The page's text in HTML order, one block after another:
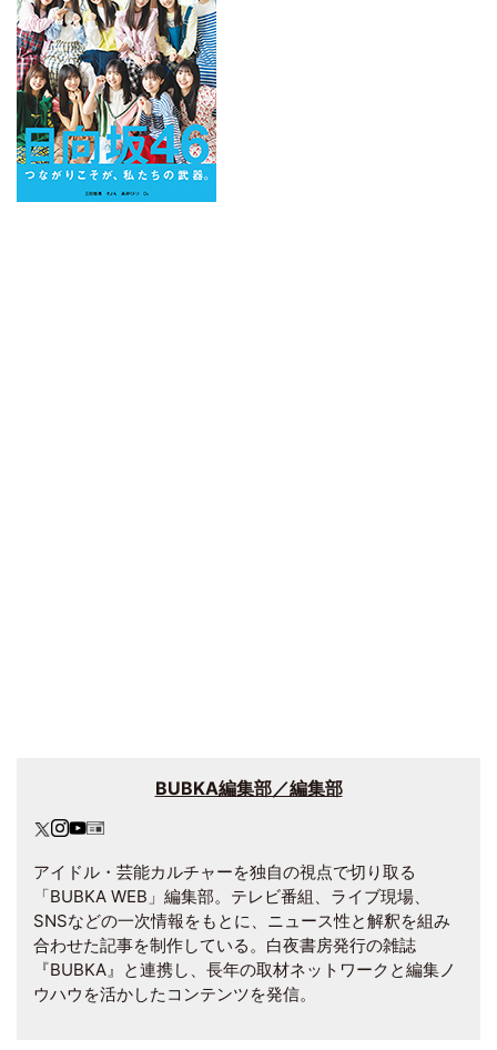
BUBKA編集部／編集部
アイドル・芸能カルチャーを独自の視点で切り取る
「BUBKA WEB」編集部。テレビ番組、ライブ現場、
SNSなどの一次情報をもとに、ニュース性と解釈を組み
合わせた記事を制作している。白夜書房発行の雑誌
『BUBKA』と連携し、長年の取材ネットワークと編集ノ
ウハウを活かしたコンテンツを発信。